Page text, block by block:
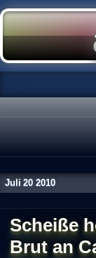
Juli 20 2010
Scheiße
Brut an